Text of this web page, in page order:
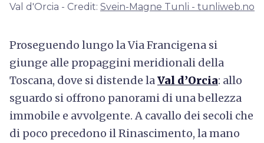
Val d'Orcia - Credit: Svein-Magne Tunli - tunliweb.no
Proseguendo lungo la Via Francigena si
giunge alle propaggini meridionali della
Toscana, dove si distende laVal d’Orcia: allo
sguardo si offrono panorami di una bellezza
immobile e avvolgente. A cavallo dei secoli che
di poco precedono il Rinascimento, la mano